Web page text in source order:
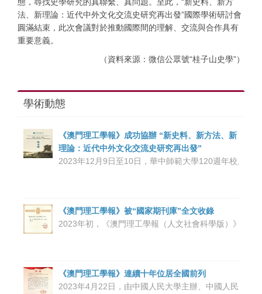
態，尋找史學研究的真聯繫、真問題。至此，“新史料、新方
法、新理論：近代中外文化交流史研究再出發”國際學術研討會
圓滿結束，此次會議對於推動國際間的理解、交流與合作具有
重要意義。
（資料來源：微信公眾號“桂子山史學”）
學術動態
《澳門理工學報》成功協辦 “新史料、新方法、新
理論：近代中外文化交流史研究再出發”
2023年12月9日至10日，華中師範大學120週年校慶歷
《澳門理工學報》被“國家期刊庫”全文收錄
2023年初，《澳門理工學報（人文社會科學版）》受國
《澳門理工學報》連續十年位居全國前列
2023年4月22日，由中國人民大學主辦、中國人民大學